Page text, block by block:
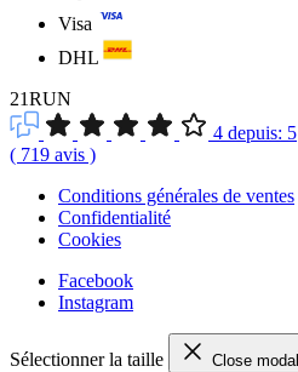
Visa
DHL
21RUN
4 depuis: 5
( 719 avis )
Conditions générales de ventes
Confidentialité
Cookies
Facebook
Instagram
Sélectionner la taille
Close modal